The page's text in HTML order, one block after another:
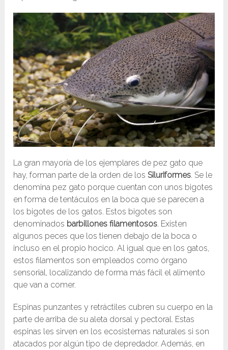
La gran mayoría de los ejemplares de pez gato que
hay, forman parte de la orden de losSiluriformes . Se le
denomina pez gato porque cuentan con unos bigotes
en forma de tentáculos en la boca que se parecen a
los bigotes de los gatos. Estos bigotes son
denominados barbillones filamentosos . Existen
algunos peces que los tienen debajo de la boca o
incluso en el propio hocico. Al igual que en los gatos,
estos filamentos son empleados como órgano
sensorial, localizando de forma más fácil el alimento
que van a comer.
Espinas punzantes y retráctiles cubren su cuerpo en la
parte de arriba de su aleta dorsal y pectoral. Estas
espinas les sirven en los ecosistemas naturales si son
atacados por algún tipo de depredador. Además, en